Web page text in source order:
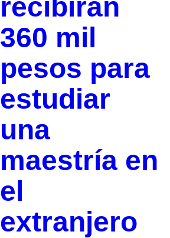
recibirán
360 mil
pesos para
estudiar
una
maestría en
el
extranjero